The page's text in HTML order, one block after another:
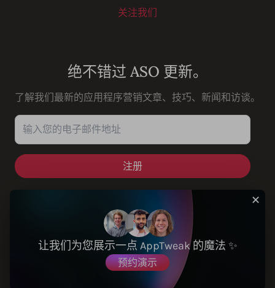
关注我们
绝不错过 ASO 更新。
了解我们最新的应用程序营销文章、技巧、新闻和访谈。
输入您的电子邮件地址
让我们为您展示一点 AppTweak 的魔法 ✨
预约演示
✕